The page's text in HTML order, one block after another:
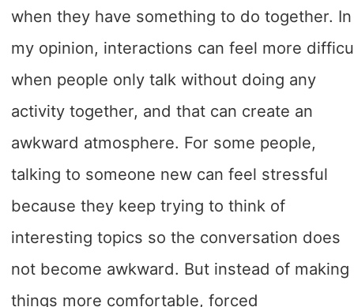
when they have something to do together. In
my opinion, interactions can feel more
when people only talk without doing any
activity together, and that can create an
awkward atmosphere. For some people,
talking to someone new can feel stressful
because they keep trying to think of
interesting topics so the conversation does
not become awkward. But instead of making
things more comfortable, forced